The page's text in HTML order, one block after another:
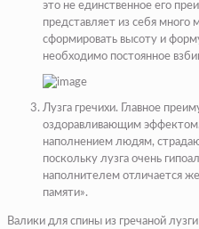
это не единственное его
представляет из себя
сформировать высоту и
необходимо постоянное
Лузга гречихи. Главное
оздоравливающим
наполнением людям,
поскольку лузга очень
наполнителем отличается
памяти».
Валики для спины из гречаной